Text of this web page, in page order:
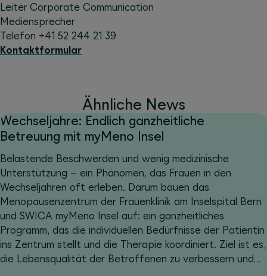
Leiter Corporate Communication
Mediensprecher
Telefon +41 52 244 21 39
Kontaktformular
Ähnliche News
Wechseljahre: Endlich ganzheitliche
Betreuung mit myMeno Insel
Belastende Beschwerden und wenig medizinische
Unterstützung – ein Phänomen, das Frauen in den
Wechseljahren oft erleben. Darum bauen das
Menopausenzentrum der Frauenklinik am Inselspital Bern
und SWICA myMeno Insel auf: ein ganzheitliches
Programm, das die individuellen Bedürfnisse der Patientin
ins Zentrum stellt und die Therapie koordiniert. Ziel ist es,
die Lebensqualität der Betroffenen zu verbessern und